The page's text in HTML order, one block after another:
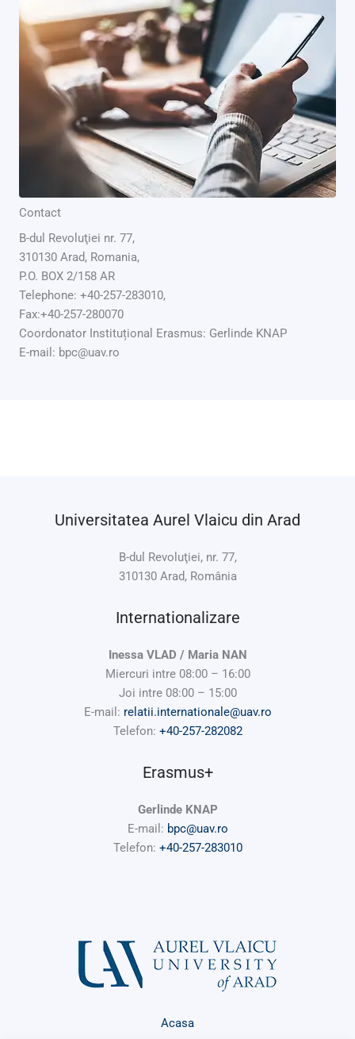
Contact
B-dul Revoluţiei nr. 77,
310130 Arad, Romania,
P.O. BOX 2/158 AR
Telephone: +40-257-283010,
Fax:+40-257-280070
Coordonator Instituțional Erasmus: Gerlinde KNAP
E-mail: bpc@uav.ro
Universitatea Aurel Vlaicu din Arad
B-dul Revoluţiei, nr. 77,
310130 Arad, România
Internationalizare
Inessa VLAD / Maria NAN
Miercuri intre 08:00 – 16:00
Joi intre 08:00 – 15:00
E-mail: relatii.internationale@uav.ro
Telefon: +40-257-282082
Erasmus+
Gerlinde KNAP
E-mail: bpc@uav.ro
Telefon: +40-257-283010
Acasa